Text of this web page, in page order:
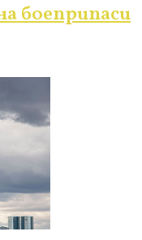
боеприпаси